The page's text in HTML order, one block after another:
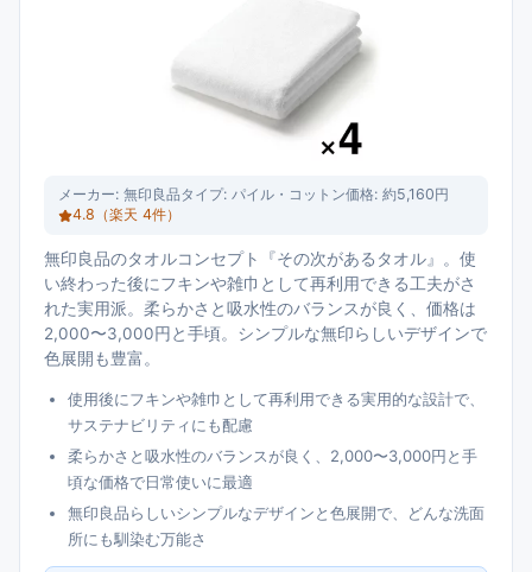
メーカー: 無印良品タイプ: パイル・コットン価格: 約5,160円
4.8 （楽天 4件）
無印良品のタオルコンセプト『その次があるタオル』。使
い終わった後にフキンや雑巾として再利用できる工夫がさ
れた実用派。柔らかさと吸水性のバランスが良く、価格は
2,000〜3,000円と手頃。シンプルな無印らしいデザインで
色展開も豊富。
使用後にフキンや雑巾として再利用できる実用的な設計で、
サステナビリティにも配慮
柔らかさと吸水性のバランスが良く、2,000〜3,000円と手
頃な価格で日常使いに最適
無印良品らしいシンプルなデザインと色展開で、どんな洗面
所にも馴染む万能さ